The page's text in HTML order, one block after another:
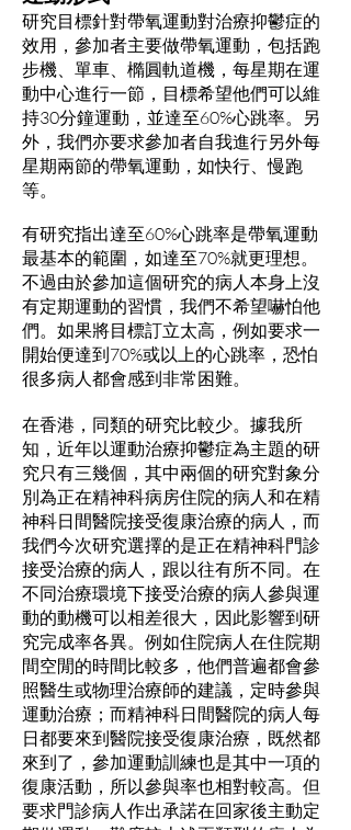
研究目標針對帶氧運動對治療抑鬱症的
效用，參加者主要做帶氧運動，包括跑
步機、單車、橢圓軌道機，每星期在運
動中心進行一節，目標希望他們可以維
持30分鐘運動，並達至60%心跳率。另
外，我們亦要求參加者自我進行另外每
星期兩節的帶氧運動，如快行、慢跑
等。
有研究指出達至60%心跳率是帶氧運動
最基本的範圍，如達至70%就更理想。
不過由於參加這個研究的病人本身上沒
有定期運動的習慣，我們不希望嚇怕他
們。如果將目標訂立太高，例如要求一
開始便達到70%或以上的心跳率，恐怕
很多病人都會感到非常困難。
在香港，同類的研究比較少。據我所
知，近年以運動治療抑鬱症為主題的研
究只有三幾個，其中兩個的研究對象分
別為正在精神科病房住院的病人和在精
神科日間醫院接受復康治療的病人，而
我們今次研究選擇的是正在精神科門診
接受治療的病人，跟以往有所不同。在
不同治療環境下接受治療的病人參與運
動的動機可以相差很大，因此影響到研
究完成率各異。例如住院病人在住院期
間空閒的時間比較多，他們普遍都會參
照醫生或物理治療師的建議，定時參與
運動治療；而精神科日間醫院的病人每
日都要來到醫院接受復康治療，既然都
來到了，參加運動訓練也是其中一項的
復康活動，所以參與率也相對較高。但
要求門診病人作出承諾在回家後主動定